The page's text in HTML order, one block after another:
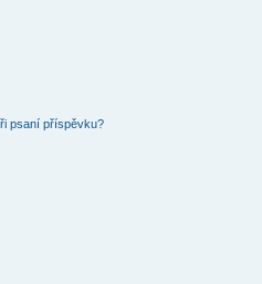
psaní příspěvku?